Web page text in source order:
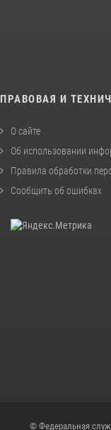
ПРАВОВАЯ И
О сайте
Об использовании
Правила обработки
Сообщить об ошибках
© Федеральная